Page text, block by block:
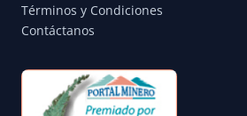
Términos y Condiciones
Contáctanos